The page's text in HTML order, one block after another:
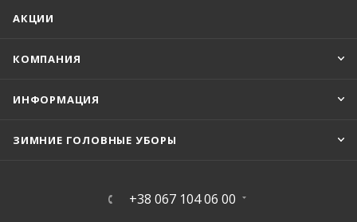
АКЦИИ
КОМПАНИЯ
ИНФОРМАЦИЯ
ЗИМНИЕ ГОЛОВНЫЕ УБОРЫ
+38 067 104 06 00